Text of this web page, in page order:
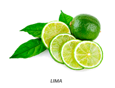
LIMA